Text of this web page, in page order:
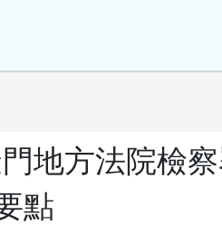
地方法院檢
點